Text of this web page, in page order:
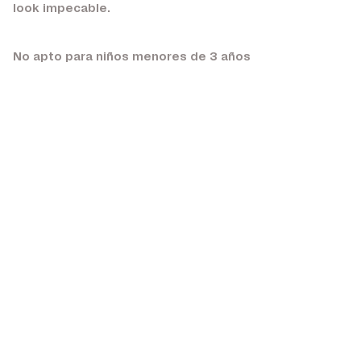
look impecable.
No apto para niños menores de 3 años